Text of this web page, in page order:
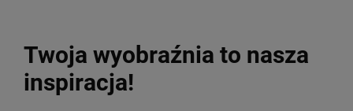
Twoja wyobraźnia to nasza
inspiracja!